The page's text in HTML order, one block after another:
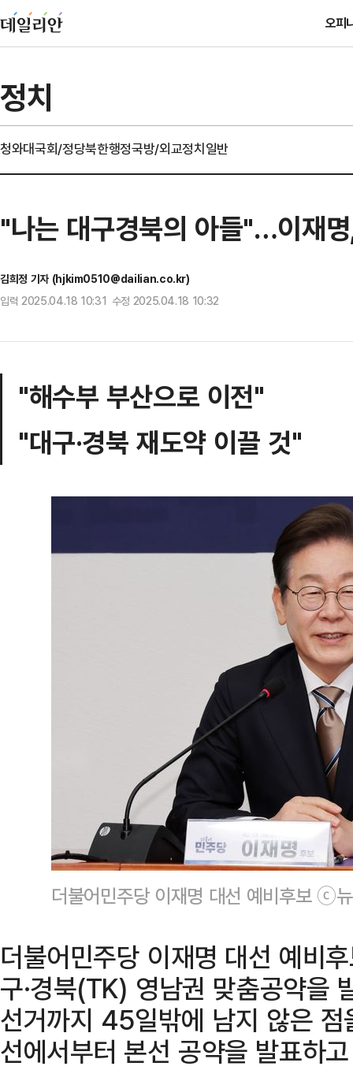
오피
정치
청와대국회/정당북한행정국방/외교정치일반
"나는 대구경북의 아들"…이재
김희정 기자 (hjkim0510@dailian.co.kr)
입력 2025.04.18 10:31 수정 2025.04.18 10:32
"해수부 부산으로 이전"
"대구·경북 재도약 이끌 것"
더불어민주당 이재명 대선 예비후보 ⓒ
더불어민주당 이재명 대선 예비
구·경북(TK) 영남권 맞춤공약을
선거까지 45일밖에 남지 않은
선에서부터 본선 공약을 발표하